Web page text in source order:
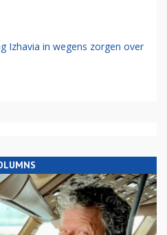
Izhavia in wegens zorgen over